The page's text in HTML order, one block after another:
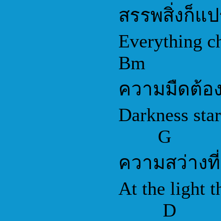
สรรพสิ่งก็แป
Everything
Bm
ความมืดต้อ
Darkness
G
ความสว่างที่
At the light
D